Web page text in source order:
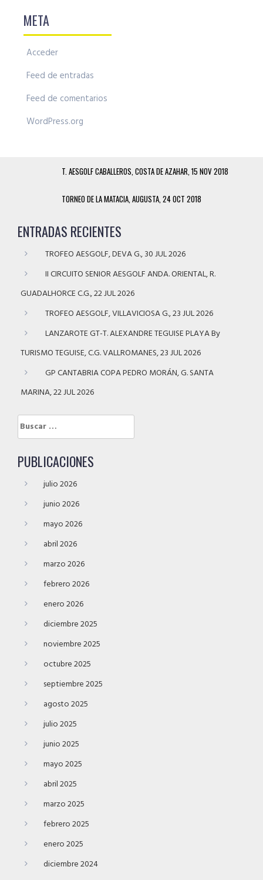
META
Acceder
Feed de entradas
Feed de comentarios
WordPress.org
T. AESGOLF CABALLEROS, COSTA DE AZAHAR, 15 NOV 2018
TORNEO DE LA MATACIA, AUGUSTA, 24 OCT 2018
ENTRADAS RECIENTES
TROFEO AESGOLF, DEVA G., 30 JUL 2026
II CIRCUITO SENIOR AESGOLF ANDA. ORIENTAL, R.
GUADALHORCE C.G., 22 JUL 2026
TROFEO AESGOLF, VILLAVICIOSA G., 23 JUL 2026
LANZAROTE GT-T. ALEXANDRE TEGUISE PLAYA By
TURISMO TEGUISE, C.G. VALLROMANES, 23 JUL 2026
GP CANTABRIA COPA PEDRO MORÁN, G. SANTA
MARINA, 22 JUL 2026
Buscar:
PUBLICACIONES
julio 2026
junio 2026
mayo 2026
abril 2026
marzo 2026
febrero 2026
enero 2026
diciembre 2025
noviembre 2025
octubre 2025
septiembre 2025
agosto 2025
julio 2025
junio 2025
mayo 2025
abril 2025
marzo 2025
febrero 2025
enero 2025
diciembre 2024